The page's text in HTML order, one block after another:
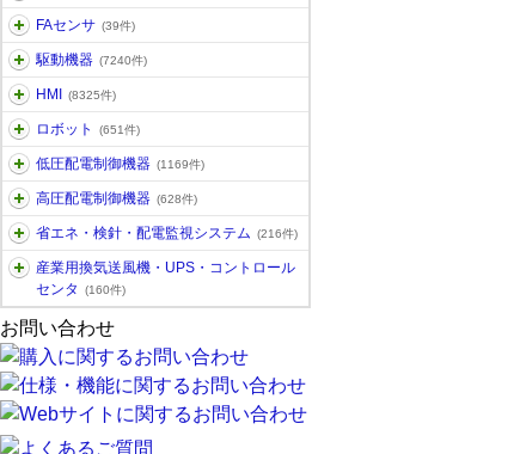
FAセンサ (39件)
駆動機器 (7240件)
HMI (8325件)
ロボット (651件)
低圧配電制御機器 (1169件)
高圧配電制御機器 (628件)
省エネ・検針・配電監視システム (216件)
産業用換気送風機・UPS・コントロール
センタ
(160件)
お問い合わせ